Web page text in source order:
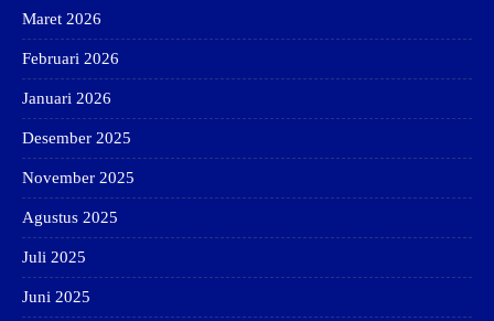
Maret 2026
Februari 2026
Januari 2026
Desember 2025
November 2025
Agustus 2025
Juli 2025
Juni 2025